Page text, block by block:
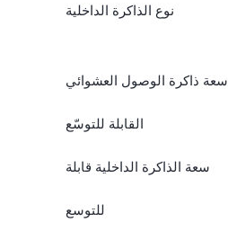
نوع الذاكرة الداخلية
سعة ذاكرة الوصول العشوائي
القابلة للتوسّع
سعة الذاكرة الداخلية قابلة
للتوسع